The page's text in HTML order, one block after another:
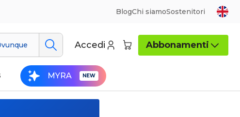
BlogChi siamoSostenitori
Accedi Abbonamenti
MYRA